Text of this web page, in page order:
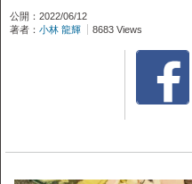
公開：2022/06/12
著者： 小林 龍輝 8683 Views